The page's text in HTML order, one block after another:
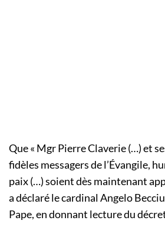
Que « Mgr Pierre Claverie (…) et
fidèles messagers de l’Évangile,
paix (…) soient dès maintenant
a déclaré le cardinal Angelo
Pape, en donnant lecture du